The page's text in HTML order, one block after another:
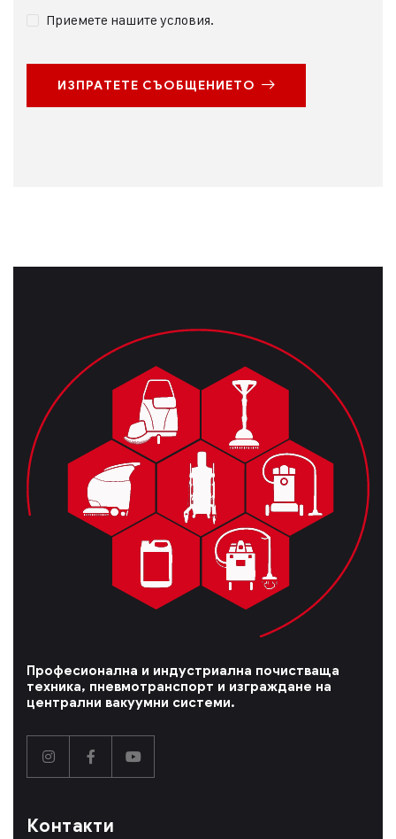
Приемете нашите условия.
ИЗПРАТЕТЕ СЪОБЩЕНИЕТО
Професионална и индустриална почистваща
техника, пневмотранспорт и изграждане на
централни вакуумни системи.
Контакти